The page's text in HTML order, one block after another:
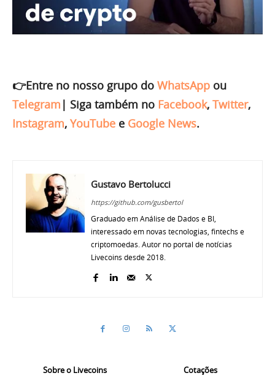
👉Entre no nosso grupo do WhatsApp ou
Telegram | Siga também no Facebook, Twitter,
Instagram, YouTube e Google News.
Gustavo Bertolucci
https://github.com/gusbertol
Graduado em Análise de Dados e BI,
interessado em novas tecnologias, fintechs e
criptomoedas. Autor no portal de notícias
Livecoins desde 2018.
Sobre o Livecoins Cotações